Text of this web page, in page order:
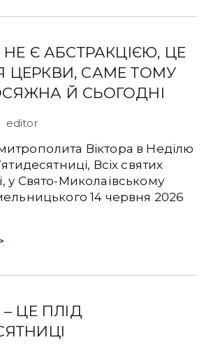
НЕ Є АБСТРАКЦІЄЮ, ЦЕ
ЦЕРКВИ, САМЕ ТОМУ
Й СЬОГОДНІ
editor
Віктора в Неділю
Всіх святих
у Свято-Миколаївському
14 червня 2026
– ЦЕ ПЛІД